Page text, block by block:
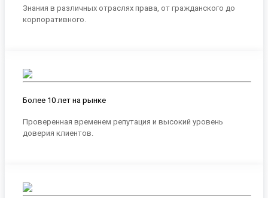
Знания в различных отраслях права, от гражданского до
корпоративного.
Более 10 лет на рынке
Проверенная временем репутация и высокий уровень
доверия клиентов.